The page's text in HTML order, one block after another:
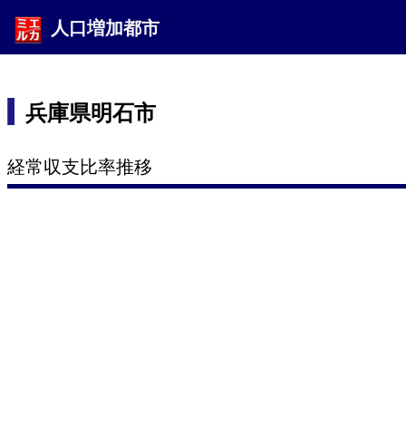
人口増加都市
兵庫県明石市
経常収支比率推移